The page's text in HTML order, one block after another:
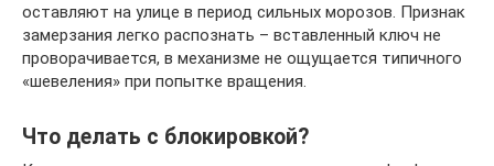
оставляют на улице в период сильных морозов. Признак
замерзания легко распознать – вставленный ключ не
проворачивается, в механизме не ощущается типичного
«шевеления» при попытке вращения.
Что делать с блокировкой?